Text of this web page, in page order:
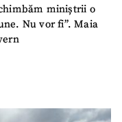
miniștrii o
Nu vor fi”. Maia